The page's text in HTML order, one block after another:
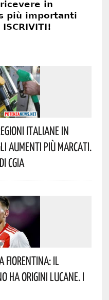
Italiane In
Aumenti Più Marcati.
CGIA
Fiorentina: Il
Ha Origini Lucane. I